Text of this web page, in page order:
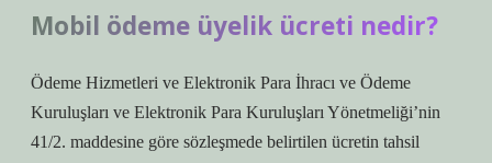
Mobil ödeme üyelik ücreti nedir?
Ödeme Hizmetleri ve Elektronik Para İhracı ve Ödeme
Kuruluşları ve Elektronik Para Kuruluşları Yönetmeliği’nin
41/2. maddesine göre sözleşmede belirtilen ücretin tahsil